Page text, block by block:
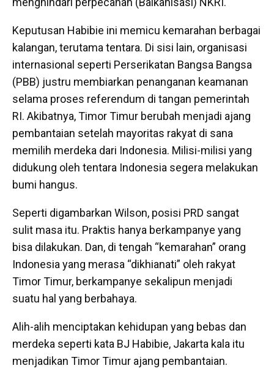
Keputusan Habibie ini memicu kemarahan berbagai
kalangan, terutama tentara. Di sisi lain, organisasi
internasional seperti Perserikatan Bangsa Bangsa
(PBB) justru membiarkan penanganan keamanan
selama proses referendum di tangan pemerintah
RI. Akibatnya, Timor Timur berubah menjadi ajang
pembantaian setelah mayoritas rakyat di sana
memilih merdeka dari Indonesia. Milisi-milisi yang
didukung oleh tentara Indonesia segera melakukan
bumi hangus.
Seperti digambarkan Wilson, posisi PRD sangat
sulit masa itu. Praktis hanya berkampanye yang
bisa dilakukan. Dan, di tengah “kemarahan” orang
Indonesia yang merasa “dikhianati” oleh rakyat
Timor Timur, berkampanye sekalipun menjadi
suatu hal yang berbahaya.
Alih-alih menciptakan kehidupan yang bebas dan
merdeka seperti kata BJ Habibie, Jakarta kala itu
menjadikan Timor Timur ajang pembantaian.